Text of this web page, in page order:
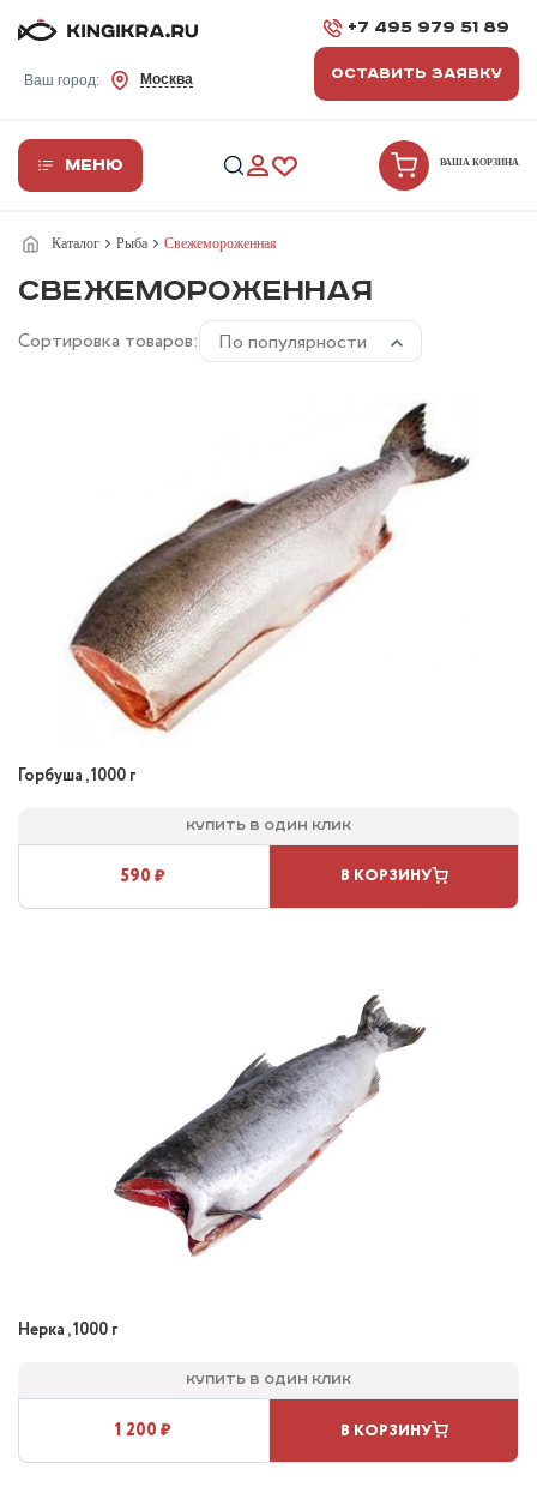
Ваш город: Москва
+7 495 979 51 89
ОСТАВИТЬ ЗАЯВКУ
Меню ВАША КОРЗИНА
Каталог Рыба Свежемороженная
СВЕЖЕМОРОЖЕННАЯ
Сортировка товаров: По популярности
Горбуша , 1000 г
Купить в один клик
590 ₽ В КОРЗИНУ
Нерка , 1000 г
Купить в один клик
1 200 ₽ В КОРЗИНУ